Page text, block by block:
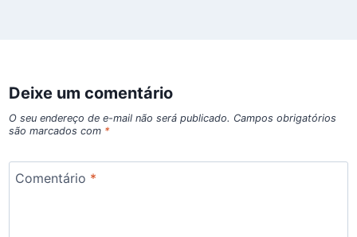
Deixe um comentário
O seu endereço de e-mail não será publicado. Campos obrigatórios
são marcados com *
Comentário *